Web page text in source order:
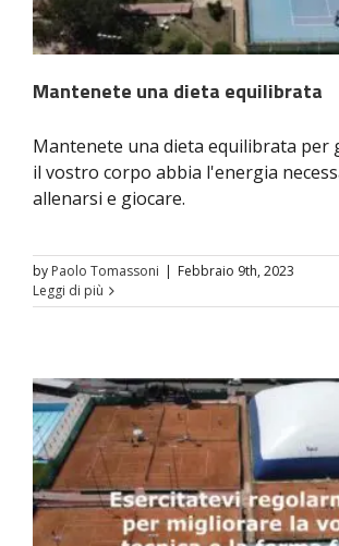
Mantenete una dieta equilibrata
Mantenete una dieta equilibrata per
il vostro corpo abbia l'energia
allenarsi e giocare.
by Paolo Tomassoni
Febbraio 9th, 2023
Leggi di più